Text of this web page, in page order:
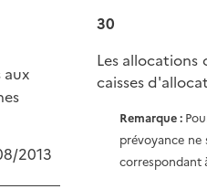
aux
2013
30
Les allocations
caisses
Remarque :
prévoyance
correspondant